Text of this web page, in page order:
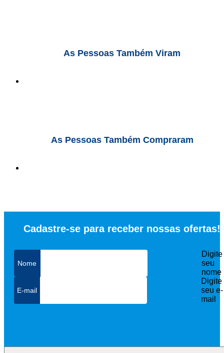
As Pessoas Também Viram
As Pessoas Também Compraram
Cadastre-se para receber nossas ofertas!
Digite
seu
nome
Digite
seu e-
mail